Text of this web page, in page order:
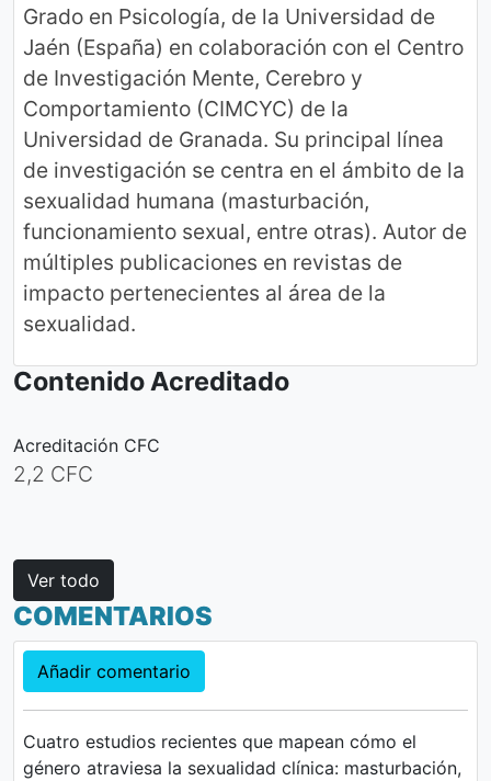
Grado en Psicología, de la Universidad de
Jaén (España) en colaboración con el Centro
de Investigación Mente, Cerebro y
Comportamiento (CIMCYC) de la
Universidad de Granada. Su principal línea
de investigación se centra en el ámbito de la
sexualidad humana (masturbación,
funcionamiento sexual, entre otras). Autor de
múltiples publicaciones en revistas de
impacto pertenecientes al área de la
sexualidad.
Contenido Acreditado
Acreditación CFC
2,2 CFC
Ver todo
COMENTARIOS
Añadir comentario
Cuatro estudios recientes que mapean cómo el
género atraviesa la sexualidad clínica: masturbación,